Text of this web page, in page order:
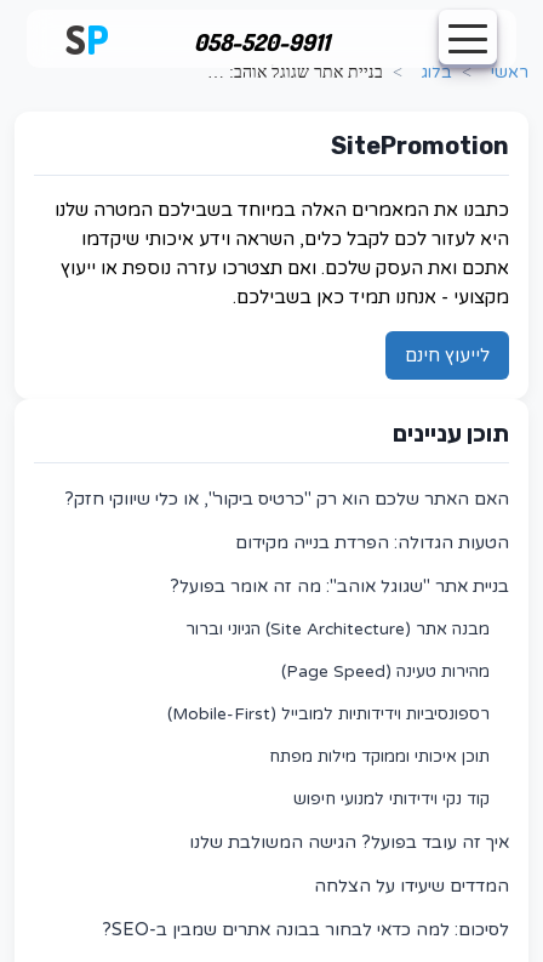
דלג לתוכן העמוד
058-520-9911
P
S
ראשי > בלוג > בניית אתר שגוגל אוהב: האסטרטגיה המנצחת לשילוב SEO ועיצוב מודרני
SitePromotion
כתבנו את המאמרים האלה במיוחד בשבילכם המטרה שלנו
היא לעזור לכם לקבל כלים, השראה וידע איכותי שיקדמו
אתכם ואת העסק שלכם. ואם תצטרכו עזרה נוספת או ייעוץ
מקצועי - אנחנו תמיד כאן בשבילכם.
לייעוץ חינם
תוכן עניינים
האם האתר שלכם הוא רק "כרטיס ביקור", או כלי שיווקי חזק?
הטעות הגדולה: הפרדת בנייה מקידום
בניית אתר "שגוגל אוהב": מה זה אומר בפועל?
מבנה אתר (Site Architecture) הגיוני וברור
מהירות טעינה (Page Speed)
רספונסיביות וידידותיות למובייל (Mobile-First)
תוכן איכותי וממוקד מילות מפתח
קוד נקי וידידותי למנועי חיפוש
איך זה עובד בפועל? הגישה המשולבת שלנו
המדדים שיעידו על הצלחה
לסיכום: למה כדאי לבחור בבונה אתרים שמבין ב-SEO?